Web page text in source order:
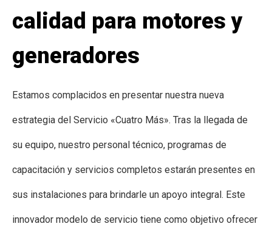
calidad para motores y
generadores
Estamos complacidos en presentar nuestra nueva
estrategia del Servicio «Cuatro Más». Tras la llegada de
su equipo, nuestro personal técnico, programas de
capacitación y servicios completos estarán presentes en
sus instalaciones para brindarle un apoyo integral. Este
innovador modelo de servicio tiene como objetivo ofrecer